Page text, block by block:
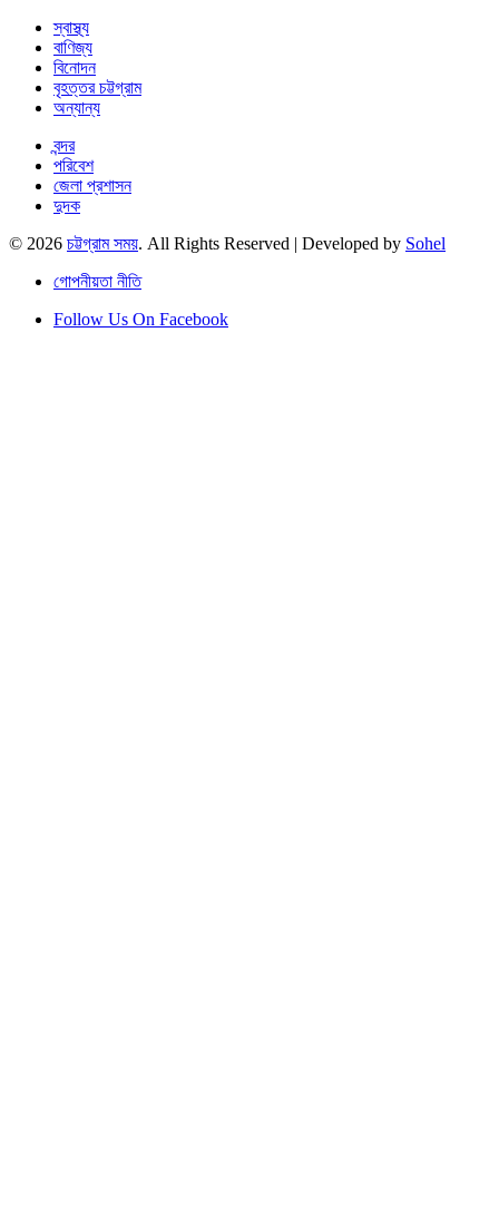
স্বাস্থ্য
বাণিজ্য
বিনোদন
বৃহত্তর চট্টগ্রাম
অন্যান্য
বন্দর
পরিবেশ
জেলা প্রশাসন
দুদক
© 2026 চট্টগ্রাম সময়. All Rights Reserved | Developed by Sohel
গোপনীয়তা নীতি
Follow Us On Facebook